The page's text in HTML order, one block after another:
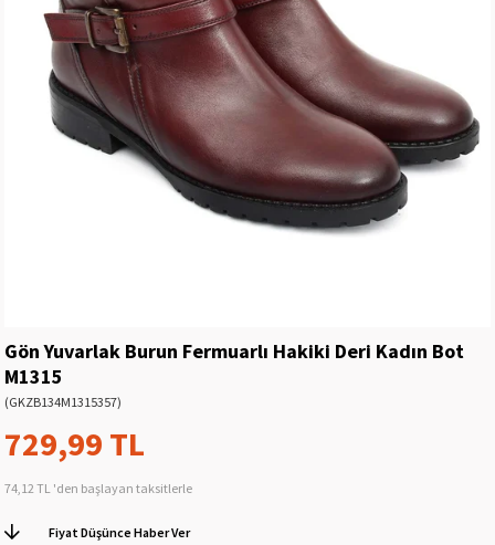
Gön Yuvarlak Burun Fermuarlı Hakiki Deri Kadın Bot
M1315
(GKZB134M1315357)
729,99 TL
74,12 TL 'den başlayan taksitlerle
Fiyat Düşünce Haber Ver